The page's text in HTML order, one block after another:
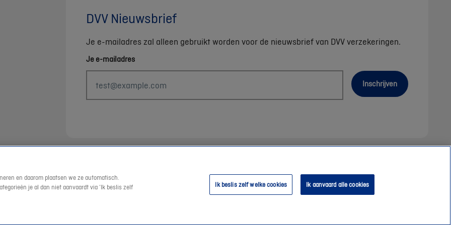
DVV Nieuwsbrief
Je e-mailadres zal alleen gebruikt worden voor de nieuwsbrief van DVV verzekeringen.
Je e-mailadres
Inschrijven
Wettelijke informatie Onze consulenten Toegankelijkheidsverklaring
en daarom plaatsen we ze automatisch.
je al dan niet aanvaardt via ‘Ik beslis zelf
Ik beslis zelf welke cookies Ik aanvaard alle cookies